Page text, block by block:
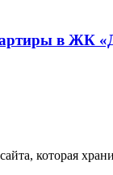
в ЖК
которая